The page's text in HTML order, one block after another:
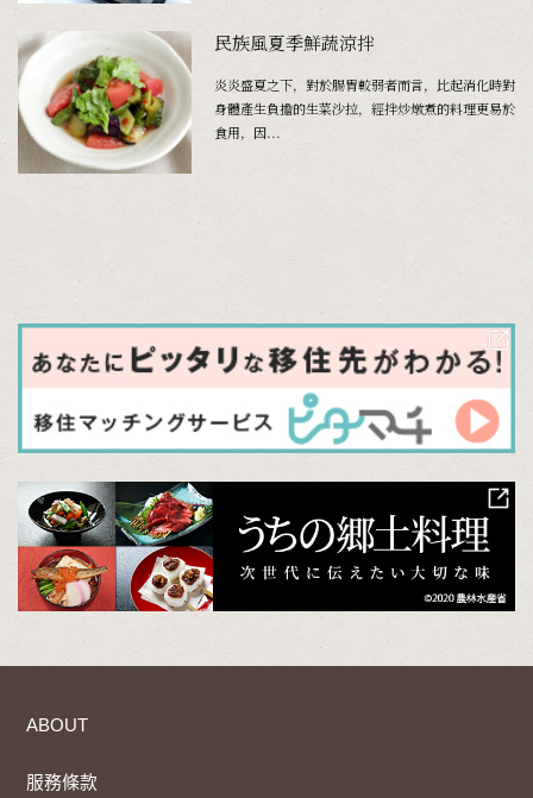
民族風夏季鮮蔬涼拌
炎炎盛夏之下，對於腸胃較弱者而言，比起消化時對
身體產生負擔的生菜沙拉，經拌炒燉煮的料理更易於
食用，因...
ABOUT
服務條款